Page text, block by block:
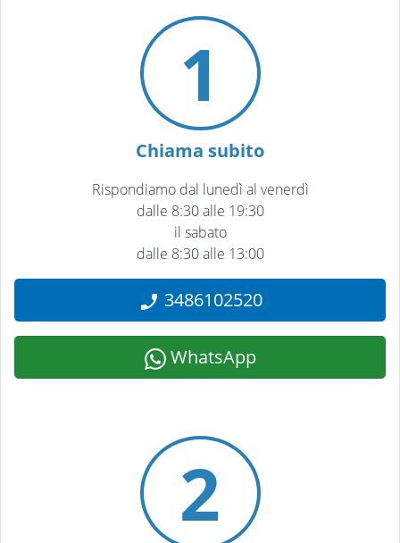
1
Chiama subito
Rispondiamo dal lunedì al venerdì
dalle 8:30 alle 19:30
il sabato
dalle 8:30 alle 13:00
3486102520
WhatsApp
2